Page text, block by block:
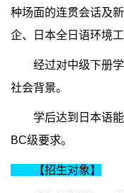
种场面的连贯会话及
企、日本全日语环境工
经过对中级下册学
社会背景。
学后达到日本语能
BC级要求。
【招生对象】